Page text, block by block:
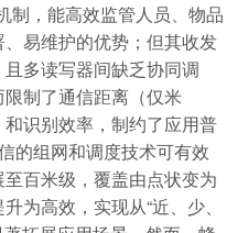
制，能高效监管人员、物品
易维护的优势；但其收发
多读写器间缺乏协同调
制了通信距离（仅米
识别效率，制约了应用普
的组网和调度技术可有效
百米级，覆盖由点状变为
为高效，实现从“近、少、